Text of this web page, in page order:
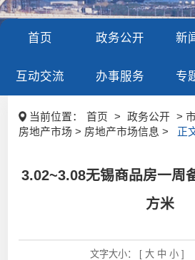
首页 政务公开 新
互动交流 办事服务 专
当前位置： 首页 > 政务公开
>
房地产市场 > 房地产市场信息 >
正
3.02~3.08无锡商品房一周
方米
文字大小： [ 大 中 小]